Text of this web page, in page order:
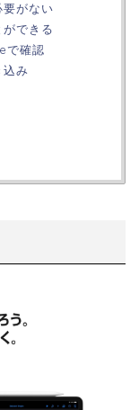
要がない
できる
で確認
込み